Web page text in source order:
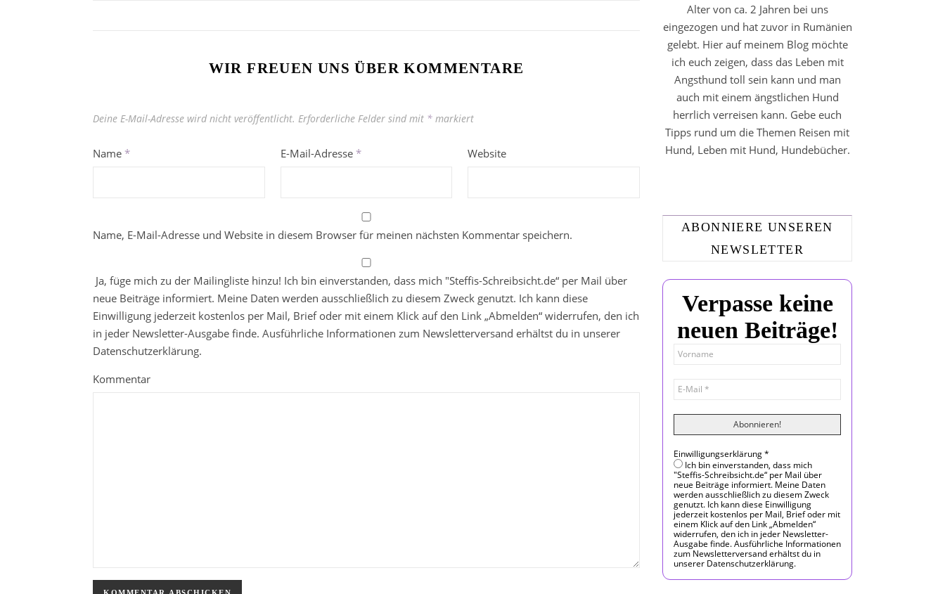
WIR FREUEN UNS ÜBER KOMMENTARE
Deine E-Mail-Adresse wird nicht veröffentlicht. Erforderliche Felder sind mit * markiert
Name * E-Mail-Adresse * Website
Name, E-Mail-Adresse und Website in diesem Browser für meinen nächsten Kommentar speichern.
Ja, füge mich zu der Mailingliste hinzu! Ich bin einverstanden, dass mich "Steffis-Schreibsicht.de“ per Mail über
neue Beiträge informiert. Meine Daten werden ausschließlich zu diesem Zweck genutzt. Ich kann diese
Einwilligung jederzeit kostenlos per Mail, Brief oder mit einem Klick auf den Link „Abmelden“ widerrufen, den ich
in jeder Newsletter-Ausgabe finde. Ausführliche Informationen zum Newsletterversand erhältst du in unserer
Datenschutzerklärung.
Kommentar
Alter von ca. 2 Jahren bei uns
eingezogen und hat zuvor in Rumänien
gelebt. Hier auf meinem Blog möchte
ich euch zeigen, dass das Leben mit
Angsthund toll sein kann und man
auch mit einem ängstlichen Hund
herrlich verreisen kann. Gebe euch
Tipps rund um die Themen Reisen mit
Hund, Leben mit Hund, Hundebücher.
ABONNIERE UNSEREN
NEWSLETTER
Verpasse keine
neuen Beiträge!
Einwilligungserklärung*
Ich bin einverstanden, dass mich
"Steffis-Schreibsicht.de“ per Mail über
neue Beiträge informiert. Meine Daten
werden ausschließlich zu diesem Zweck
genutzt. Ich kann diese Einwilligung
jederzeit kostenlos per Mail, Brief oder mit
einem Klick auf den Link „Abmelden“
widerrufen, den ich in jeder Newsletter-
Ausgabe finde. Ausführliche Informationen
zum Newsletterversand erhältst du in
unserer Datenschutzerklärung.